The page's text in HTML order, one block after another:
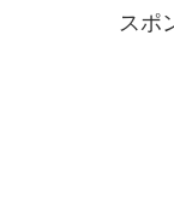
スポ